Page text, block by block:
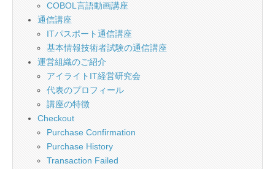
COBOL言語動画講座
通信講座
ITパスポート通信講座
基本情報技術者試験の通信講座
運営組織のご紹介
アイライトIT経営研究会
代表のプロフィール
講座の特徴
Checkout
Purchase Confirmation
Purchase History
Transaction Failed